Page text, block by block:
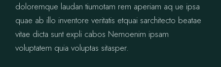
doloremque laudan tiumotam rem aperiam aq ue ipsa
quae ab illo inventore veritatis etquai sarchitecto beatae
vitae dicta sunt expli cabos Nemoenim ipsam
voluptatem quia voluptas sitasper.